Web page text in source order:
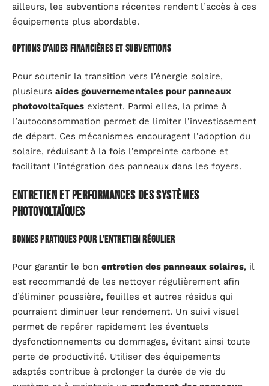
ailleurs, les subventions récentes rendent l’accès à ces
équipements plus abordable.
Options d’aides financières et subventions
Pour soutenir la transition vers l’énergie solaire,
plusieurs aides gouvernementales pour panneaux
photovoltaïques existent. Parmi elles, la prime à
l’autoconsommation permet de limiter l’investissement
de départ. Ces mécanismes encouragent l’adoption du
solaire, réduisant à la fois l’empreinte carbone et
facilitant l’intégration des panneaux dans les foyers.
Entretien et Performances des Systèmes
Photovoltaïques
Bonnes Pratiques pour l’Entretien Régulier
Pour garantir le bon entretien des panneaux solaires, il
est recommandé de les nettoyer régulièrement afin
d’éliminer poussière, feuilles et autres résidus qui
pourraient diminuer leur rendement. Un suivi visuel
permet de repérer rapidement les éventuels
dysfonctionnements ou dommages, évitant ainsi toute
perte de productivité. Utiliser des équipements
adaptés contribue à prolonger la durée de vie du